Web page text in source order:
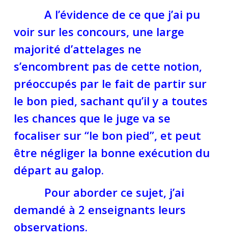
A l’évidence de ce que j’ai pu
voir sur les concours, une large
majorité d’attelages ne
s’encombrent pas de cette notion,
préoccupés par le fait de partir sur
le bon pied, sachant qu’il y a toutes
les chances que le juge va se
focaliser sur “le bon pied”, et peut
être négliger la bonne exécution du
départ au galop.
Pour aborder ce sujet, j’ai
demandé à 2 enseignants leurs
observations.